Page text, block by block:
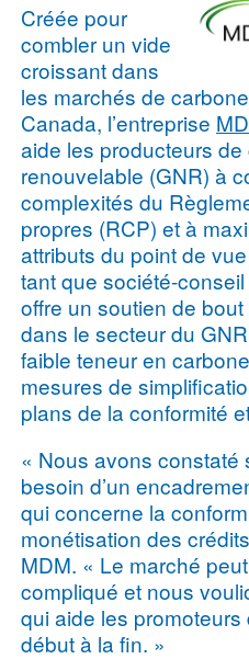
Créée pour
combler un vide
croissant dans
les marchés de
Canada, l’entreprise
aide les producteurs de
renouvelable (GNR) à
complexités du
propres (RCP) et à
attributs du point de
tant que société-
offre un soutien de
dans le secteur du
faible teneur en
mesures de
plans de la conformité
« Nous avons constaté
besoin d’un
qui concerne la
monétisation des
MDM. « Le marché
compliqué et nous
qui aide les
début à la fin. »